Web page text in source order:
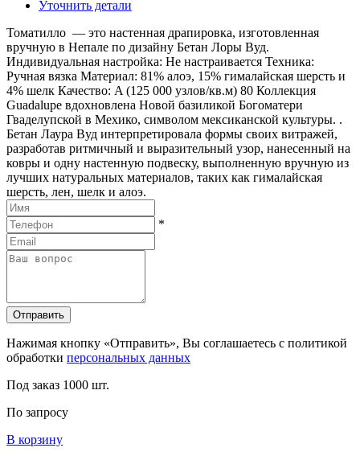
Уточнить детали
Томатилло — это настенная драпировка, изготовленная
вручную в Непале по дизайну Бетан Лоры Вуд.
Индивидуальная настройка: Не настраивается Техника:
Ручная вязка Материал: 81% алоэ, 15% гималайская шерсть и
4% шелк Качество: A (125 000 узлов/кв.м) 80 Коллекция
Guadalupe вдохновлена Новой базиликой Богоматери
Гваделупской в Мехико, символом мексиканской культуры. .
Бетан Лаура Вуд интерпретировала формы своих витражей,
разработав ритмичный и выразительный узор, нанесенный на
ковры и одну настенную подвеску, выполненную вручную из
лучших натуральных материалов, таких как гималайская
шерсть, лен, шелк и алоэ.
*
Отправить
Нажимая кнопку «Отправить», Вы соглашаетесь с политикой
обработки персональных данных
Под заказ 1000 шт.
По запросу
В корзину